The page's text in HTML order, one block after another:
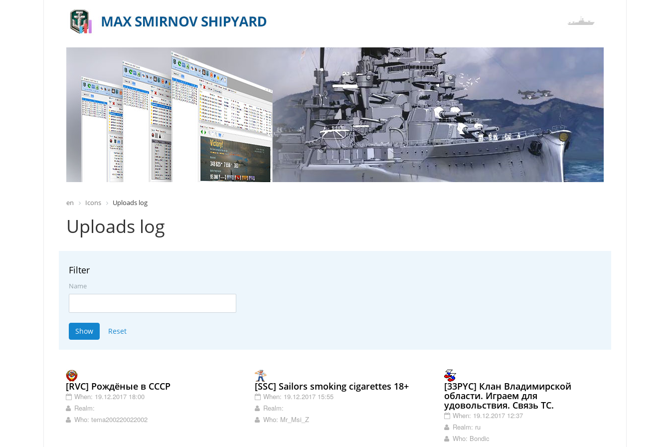
en Icons Uploads log
Uploads log
Filter
Name
[RVC] Рождёные в СССР
When: 19.12.2017 18:00
Realm:
Who: tema200220022002
[SSC] Sailors smoking cigarettes 18+
When: 19.12.2017 15:55
Realm:
Who: Mr_Msi_Z
[33PYC] Клан Владимирской
области. Играем для
удовольствия. Связь ТС.
When: 19.12.2017 12:37
Realm: ru
Who: Bondic